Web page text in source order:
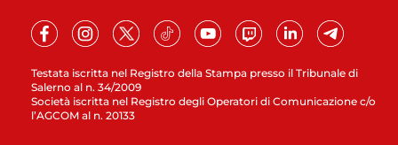
Testata iscritta nel Registro della Stampa presso il Tribunale di
Salerno al n. 34/2009
Società iscritta nel Registro degli Operatori di Comunicazione c/o
l’AGCOM al n. 20133